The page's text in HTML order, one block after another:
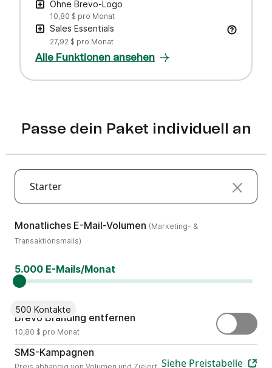
Ohne Brevo-Logo
10,80 $ pro Monat
Sales Essentials
27,92 $ pro Monat
Alle Funktionen ansehen
Passe dein Paket individuell an
Starter
Monatliches E-Mail-Volumen (Marketing- &
(Marketing- &
Transaktionsmails)
5.000 E-Mails/Monat
500 Kontakte
Brevo Branding entfernen Entferne „Gesendet mit
10,80 $ pro Monat
SMS-Kampagnen
Siehe Preistabelle